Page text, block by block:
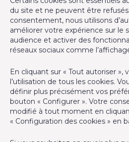
du site et ne peuvent être
consentement, nous utilisons
améliorer votre expérience sur le
audience et activer des
réseaux sociaux comme
En cliquant sur « Tout autoriser »,
l’utilisation de tous les cookies.
définir plus précisément vos
bouton « Configurer ». Votre
modifié à tout moment en
« Configuration des cookies » en
Avenue de la Forêt
1640 Rhode-Saint-
+32 2 899 35 35
+32 478 23 05 05
Agent immobilier agréé IPI sous
Belgique - N° entreprise :
Instance de contrôle: Institut
immobiliers, rue du Luxembourg
38 50 - info@ipi.be) - Soumis au